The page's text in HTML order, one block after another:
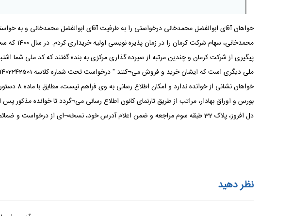
خواهان آقای ابوالفضل محمدخانی درخواستی را به طرفیت آقای ابوالفضل محمدخانی و به
پیگیری از شرکت کرمان و چندین مرتبه از سپرده گذاری مرکزی به بنده گفتند که کد ملی
بورس و اوراق بهادار، مراتب از طریق تارنمای کانون اطلاع رسانی می¬گردد تا خوانده مذکور پس
دل افروز، پلاک 32 طبقه سوم مراجعه و ضمن اعلام آدرس خود، نسخه¬ای از درخواست و ضمائم را دریافت نماید.
نظر دهید